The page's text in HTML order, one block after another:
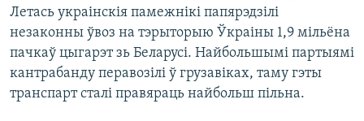
Летась украінскія памежнікі папярэдзілі
незаконны ўвоз на тэрыторыю Ўкраіны 1,9 мільёна
пачкаў цыгарэт зь Беларусі. Найбольшымі партыямі
кантрабанду перавозілі ў грузавіках, таму гэты
транспарт сталі правяраць найбольш пільна.